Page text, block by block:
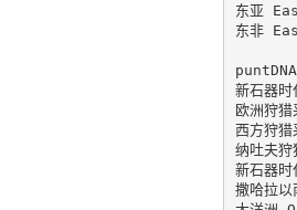
东亚
东非
新石器
欧洲狩
西方狩
纳吐夫
新石器
撒哈拉